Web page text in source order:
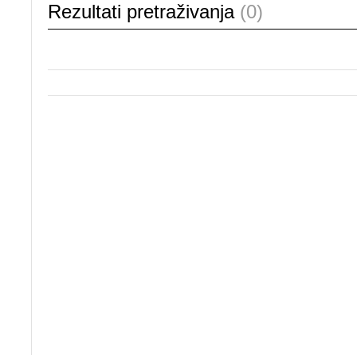
Rezultati pretraživanja (0)